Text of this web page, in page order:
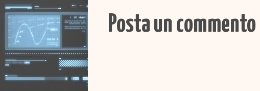
Posta un commento